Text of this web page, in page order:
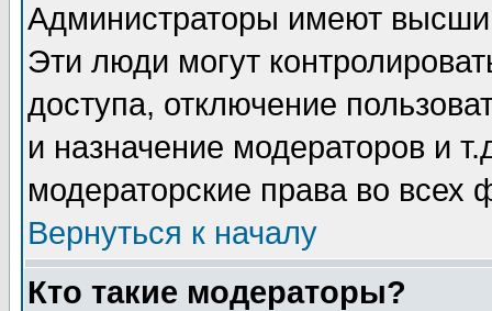
Администраторы имеют
Эти люди могут
доступа, отключение
и назначение модераторов и
модераторские права во всех
Вернуться к началу
Кто такие модераторы?